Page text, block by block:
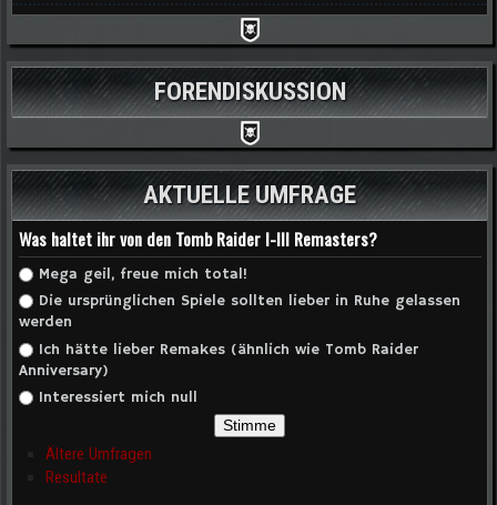
FORENDISKUSSION
AKTUELLE UMFRAGE
Was haltet ihr von den Tomb Raider I-III Remasters?
Auswahlmöglichkeiten
Mega geil, freue mich total!
Die ursprünglichen Spiele sollten lieber in Ruhe gelassen
werden
Ich hätte lieber Remakes (ähnlich wie Tomb Raider
Anniversary)
Interessiert mich null
Ältere Umfragen
Resultate